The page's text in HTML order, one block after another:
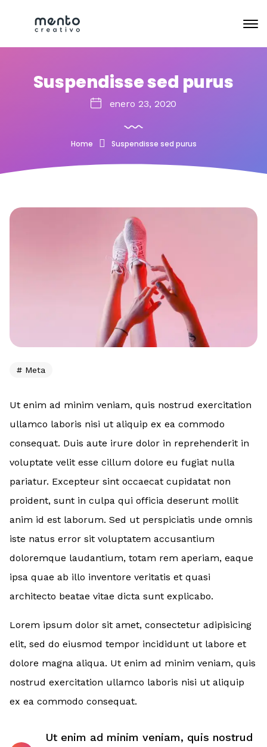
Suspendisse sed purus
enero 23, 2020
Home Suspendisse sed purus
Meta
Ut enim ad minim veniam, quis nostrud exercitation
ullamco laboris nisi ut aliquip ex ea commodo
consequat. Duis aute irure dolor in reprehenderit in
voluptate velit esse cillum dolore eu fugiat nulla
pariatur. Excepteur sint occaecat cupidatat non
proident, sunt in culpa qui officia deserunt mollit
anim id est laborum. Sed ut perspiciatis unde omnis
iste natus error sit voluptatem accusantium
doloremque laudantium, totam rem aperiam, eaque
ipsa quae ab illo inventore veritatis et quasi
architecto beatae vitae dicta sunt explicabo.
Lorem ipsum dolor sit amet, consectetur adipisicing
elit, sed do eiusmod tempor incididunt ut labore et
dolore magna aliqua. Ut enim ad minim veniam, quis
nostrud exercitation ullamco laboris nisi ut aliquip
ex ea commodo consequat.
Ut enim ad minim veniam, quis nostrud